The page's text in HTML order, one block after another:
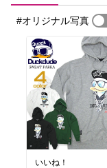
#オリジナル写真
いいね！